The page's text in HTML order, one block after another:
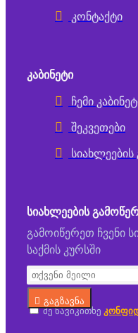
კონტაქტი
ᲙᲐᲑᲘᲜᲔᲢᲘ
ჩემი
შეკვეთები
ᲡᲘᲐᲮᲚᲔᲔᲑᲘᲡ
გამოიწერეთ ჩვენი
საქმის კურსში
გაგზავნა
მე წავიკითხე